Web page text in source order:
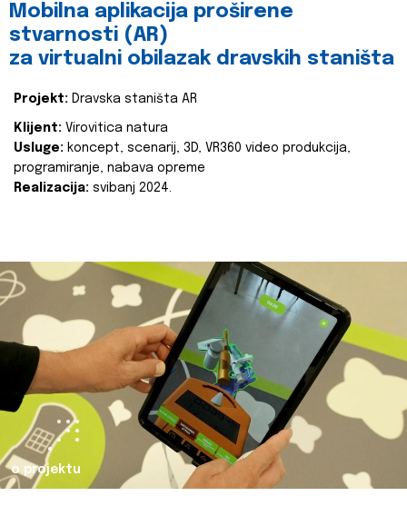
Mobilna aplikacija proširene
stvarnosti (AR)
za virtualni obilazak dravskih staništa
Projekt: Dravska staništa AR
Klijent: Virovitica natura
Usluge: koncept, scenarij, 3D, VR360 video produkcija,
programiranje, nabava opreme
Realizacija: svibanj 2024.
o projektu